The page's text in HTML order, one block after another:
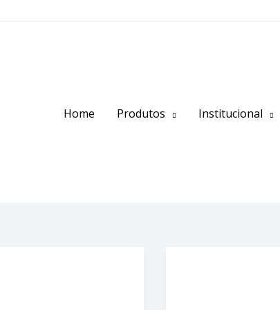
Home Produtos Institucional